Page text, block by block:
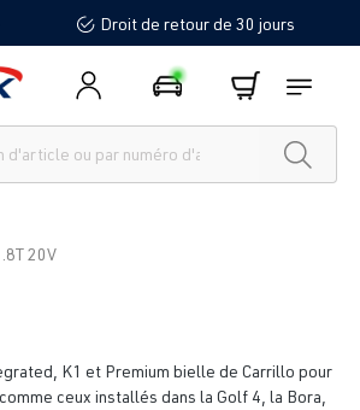
Droit de retour de 30 jours
20V
K1 et Premium bielle de Carrillo pour
ceux installés dans la Golf 4, la Bora,